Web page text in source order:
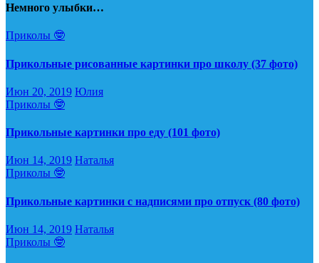
Немного улыбки…
Приколы 🤓
Прикольные рисованные картинки про школу (37 фото)
Июн 20, 2019 Юлия
Приколы 🤓
Прикольные картинки про еду (101 фото)
Июн 14, 2019 Наталья
Приколы 🤓
Прикольные картинки с надписями про отпуск (80 фото)
Июн 14, 2019 Наталья
Приколы 🤓